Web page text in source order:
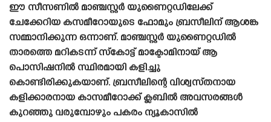
ഈ സീസണിൽ മാഞ്ചസ്റ്റർ യുണൈറ്റഡിലേക്ക്
ചേക്കേറിയ കസമീറോയുടെ ഫോമും ബ്രസീലിന് ആശങ്ക
സമ്മാനിക്കുന്ന ഒന്നാണ്. മാഞ്ചസ്റ്റർ യുണൈറ്റഡിൽ
താരത്തെ മറികടന്ന് സ്‌കോട്ട് മാക്ടോമിനായ് ആ
പൊസിഷനിൽ സ്ഥിരമായി കളിച്ചു
കൊണ്ടിരിക്കുകയാണ്. ബ്രസീലിന്റെ വിശ്വസ്‌തനായ
കളിക്കാരനായ കാസമീറോക്ക് ക്ലബിൽ അവസരങ്ങൾ
കുറഞ്ഞു വരുമ്പോഴും പകരം ന്യൂകാസിൽ